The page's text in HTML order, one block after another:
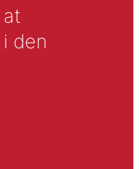
den